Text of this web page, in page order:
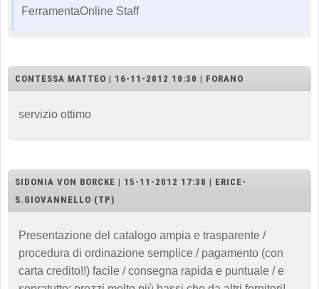
FerramentaOnline Staff
CONTESSA MATTEO | 16-11-2012 10:30 | FORANO
servizio ottimo
SIDONIA VON BORCKE | 15-11-2012 17:38 | ERICE-
S.GIOVANNELLO (TP)
Presentazione del catalogo ampia e trasparente /
procedura di ordinazione semplice / pagamento (con
carta credito!!) facile / consegna rapida e puntuale / e